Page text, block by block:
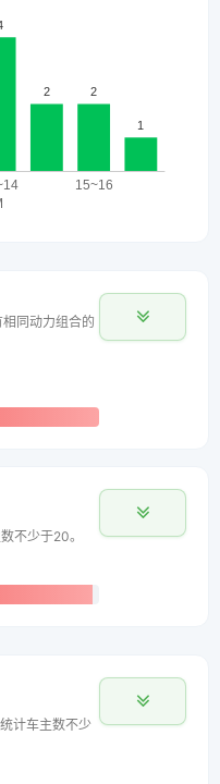
相同动力组合的
不少于20。
计车主数不少